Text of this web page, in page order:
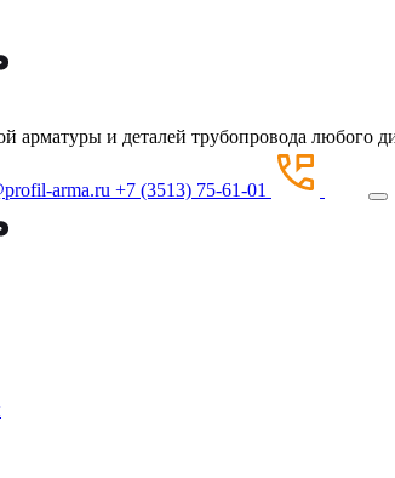
арматуры и деталей трубопровода любого
arma.ru +7 (3513) 75-61-01